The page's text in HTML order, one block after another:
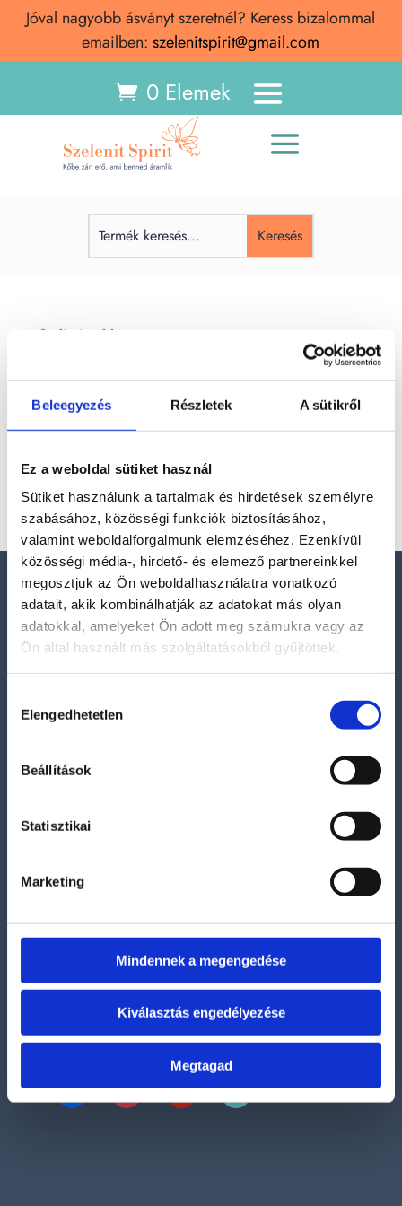
Beleegyezés Részletek A sütikről
Ez a weboldal sütiket használ
Sütiket használunk a tartalmak és hirdetések személyre
szabásához, közösségi funkciók biztosításához,
valamint weboldalforgalmunk elemzéséhez. Ezenkívül
közösségi média-, hirdető- és elemező partnereinkkel
megosztjuk az Ön weboldalhasználatra vonatkozó
adatait, akik kombinálhatják az adatokat más olyan
adatokkal, amelyeket Ön adott meg számukra vagy az
Ön által használt más szolgáltatásokból gyűjtöttek.
kiválasztása
Elengedhetetlen
Beállítások
Statisztikai
Marketing
Mindennek a megengedése
Kiválasztás engedélyezése
Megtagad
Jóval nagyobb ásványt szeretnél? Keress bizalommal
emailben: szelenitspirit@gmail.com
0 Elemek
Indigó-gabbro
Indigó-gabbro Indigó-gabbro (Mystic Merlinite) –
Jelentése, spirituális hatása, története és tulajdonságai
Az indigó-gabbro, más néven Mystic Merlinite, egy
misztikus megjelenésű, sötét színű kő, amelyet a
szürkésfehér...
Elérhetőségek
E-mail:
szelenitspirit@gmail.com
0630/841-6811
Információk
Szállítási információk
Bankkártyás fizetési lehetőség
Kövess bennünket
facebookinstagramyoutube tiktok